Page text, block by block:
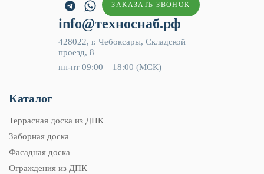
ЗАКАЗАТЬ ЗВОНОК
info@техноснаб.рф
428022, г. Чебоксары, Складской
проезд, 8
пн-пт 09:00 – 18:00 (МСК)
Каталог
Террасная доска из ДПК
Заборная доска
Фасадная доска
Ограждения из ДПК